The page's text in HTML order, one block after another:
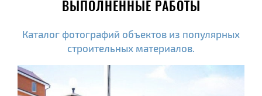
ВЫПОЛНЕННЫЕ РАБОТЫ
Каталог фотографий объектов из популярных
строительных материалов.